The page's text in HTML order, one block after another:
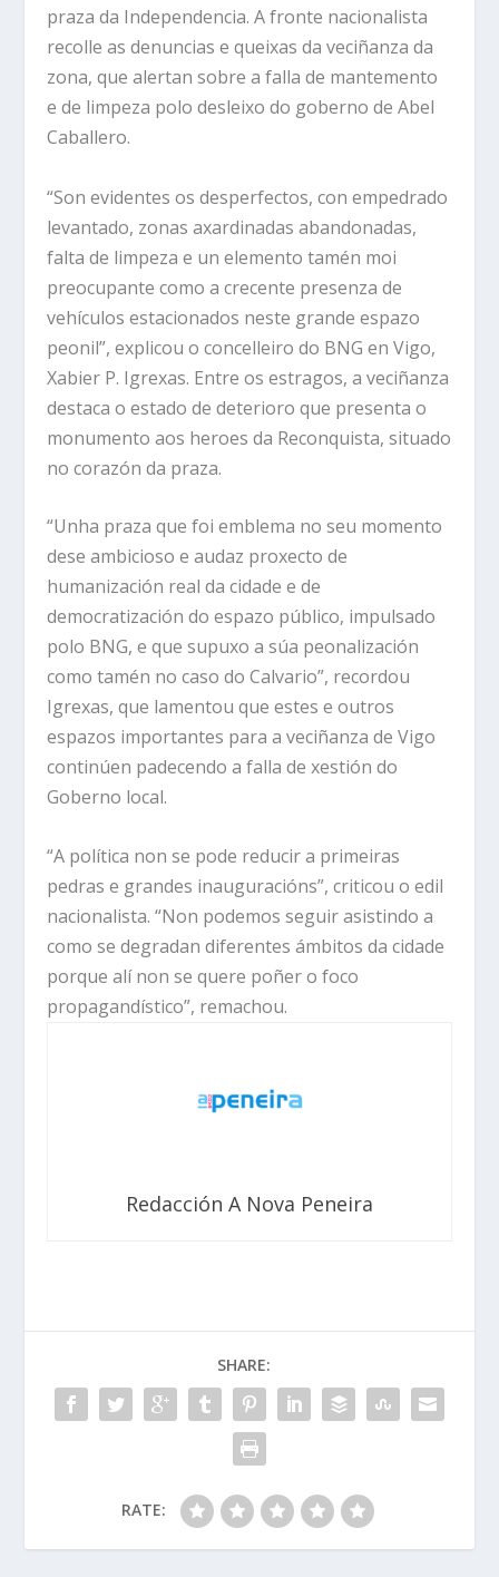
praza da Independencia. A fronte nacionalista
recolle as denuncias e queixas da veciñanza da
zona, que alertan sobre a falla de mantemento
e de limpeza polo desleixo do goberno de Abel
Caballero.
“Son evidentes os desperfectos, con empedrado
levantado, zonas axardinadas abandonadas,
falta de limpeza e un elemento tamén moi
preocupante como a crecente presenza de
vehículos estacionados neste grande espazo
peonil”, explicou o concelleiro do BNG en Vigo,
Xabier P. Igrexas. Entre os estragos, a veciñanza
destaca o estado de deterioro que presenta o
monumento aos heroes da Reconquista, situado
no corazón da praza.
“Unha praza que foi emblema no seu momento
dese ambicioso e audaz proxecto de
humanización real da cidade e de
democratización do espazo público, impulsado
polo BNG, e que supuxo a súa peonalización
como tamén no caso do Calvario”, recordou
Igrexas, que lamentou que estes e outros
espazos importantes para a veciñanza de Vigo
continúen padecendo a falla de xestión do
Goberno local.
“A política non se pode reducir a primeiras
pedras e grandes inauguracións”, criticou o edil
nacionalista. “Non podemos seguir asistindo a
como se degradan diferentes ámbitos da cidade
porque alí non se quere poñer o foco
propagandístico”, remachou.
Redacción A Nova Peneira
SHARE:
RATE: